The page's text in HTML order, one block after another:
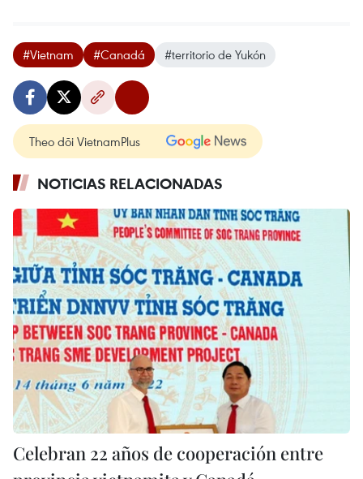
#Vietnam #Canadá #territorio de Yukón
Theo dõi VietnamPlus
NOTICIAS RELACIONADAS
Celebran 22 años de cooperación entre